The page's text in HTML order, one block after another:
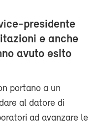
presidente
e anche
avuto esito
portano a un
al datore di
ad avanzare le